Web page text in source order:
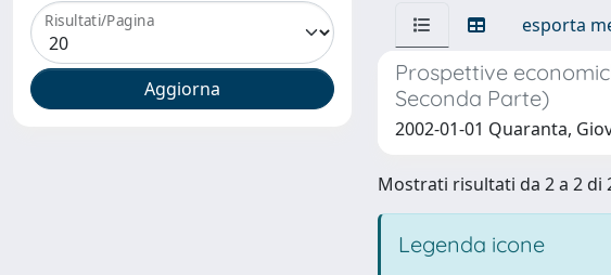
Risultati/Pagina esporta
Prospettive
Seconda Parte)
2002-01-01 Quaranta,
Mostrati risultati da 2 a 2 di
Legenda icone